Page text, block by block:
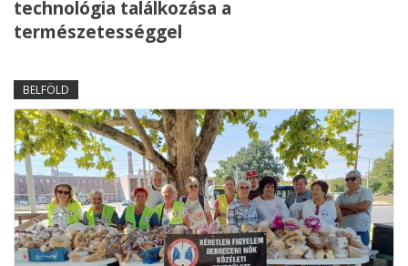
technológia találkozása a
természetességgel
BELFÖLD